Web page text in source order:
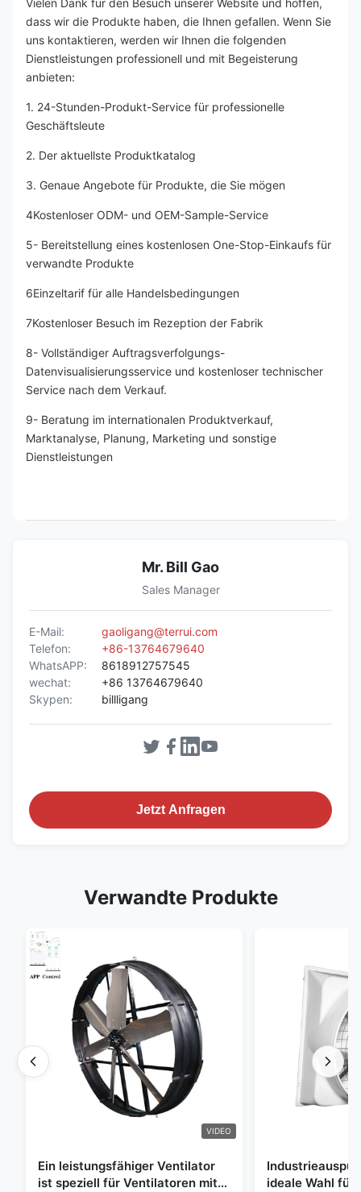
Vielen Dank für den Besuch unserer Website und hoffen,
dass wir die Produkte haben, die Ihnen gefallen. Wenn Sie
uns kontaktieren, werden wir Ihnen die folgenden
Dienstleistungen professionell und mit Begeisterung
anbieten:
1. 24-Stunden-Produkt-Service für professionelle
Geschäftsleute
2. Der aktuellste Produktkatalog
3. Genaue Angebote für Produkte, die Sie mögen
4Kostenloser ODM- und OEM-Sample-Service
5- Bereitstellung eines kostenlosen One-Stop-Einkaufs für
verwandte Produkte
6Einzeltarif für alle Handelsbedingungen
7Kostenloser Besuch im Rezeption der Fabrik
8- Vollständiger Auftragsverfolgungs-
Datenvisualisierungsservice und kostenloser technischer
Service nach dem Verkauf.
9- Beratung im internationalen Produktverkauf,
Marktanalyse, Planung, Marketing und sonstige
Dienstleistungen
Mr. Bill Gao
Sales Manager
E-Mail:
gaoligang@terrui.com
Telefon:
+86-13764679640
WhatsAPP:
8618912757545
wechat:
+86 13764679640
Skypen:
billligang
Jetzt Anfragen
Verwandte Produkte
VIDEO
Ein leistungsfähiger Ventilator
ist speziell für Ventilatoren mit
ideale Wahl für